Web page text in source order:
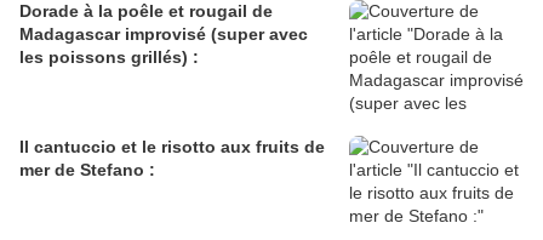
Dorade à la poêle et rougail de
Madagascar improvisé (super avec
les poissons grillés) :
Il cantuccio et le risotto aux fruits de
mer de Stefano :